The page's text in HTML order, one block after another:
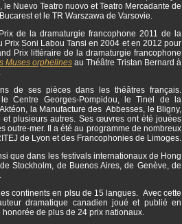
Nuevo Teatro nuovo et Teatro Mercadante de
et le TR Warszawa de Varsovie.
de la dramaturgie francophone 2011 de la
Prix Soni Labou Tansi en 2004 et en 2012 pour
Prix littéraire de la dramaturgie francophone
Muses orphelinesau Théâtre Tristan Bernard à
de ses pièces dans les théâtres français.
Centre Georges-Pompidou, le Tinel de la
la Manufacture des Abbesses, le Bligny,
plusieurs autres. Ses œuvres ont été jouées
outre-mer. Il a été au programme de nombreux
de Lyon et des Francophonies de Limoges.
que dans les festivals internationaux de Hong
Stockholm, de Buenos Aires, de Genève, de
continents en plsu de 15 langues. Avec cette
dramatique canadien joué et publié en
de plus de 24 prix nationaux.